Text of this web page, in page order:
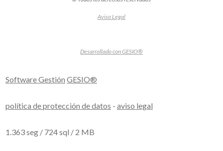
Aviso Legal
Desarrollado con GESIO®
Software Gestión GESIO®
política de protección de datos - aviso legal
1.363 seg / 724 sql / 2 MB